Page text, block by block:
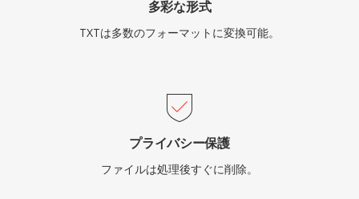
多彩な形式
TXTは多数のフォーマットに変換可能。
プライバシー保護
ファイルは処理後すぐに削除。